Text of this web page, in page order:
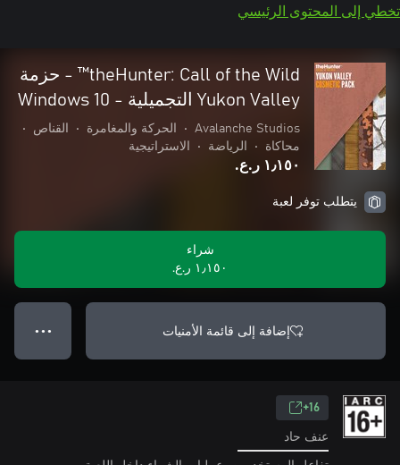
تخطي إلى المحتوى الرئيسي
theHunter: Call of the Wild™ - حزمة
Yukon Valley التجميلية - Windows 10
Avalanche Studios
• الحركة والمغامرة • القناص
•
محاكاة
• الرياضة • الاستراتيجية
١٫١٥٠ ر.ع.‏
يتطلب توفر لعبة
شراء
١٫١٥٠ ر.ع.‏
إضافة إلى قائمة الأمنيات ● ● ●
16+
عنف حاد